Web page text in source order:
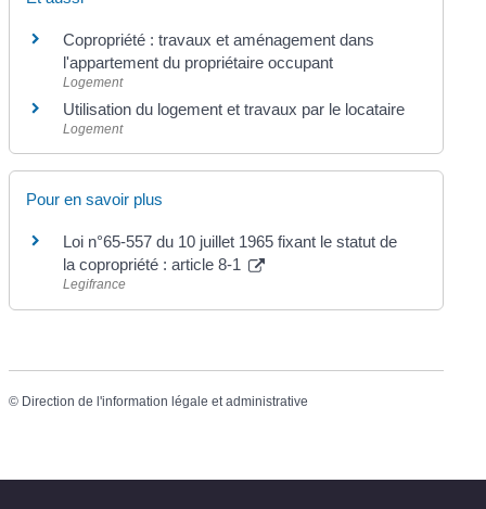
Copropriété : travaux et aménagement dans
l'appartement du propriétaire occupant
Logement
Utilisation du logement et travaux par le locataire
Logement
Pour en savoir plus
Loi n°65-557 du 10 juillet 1965 fixant le statut de
la copropriété : article 8-1
Legifrance
© Direction de l'information légale et administrative